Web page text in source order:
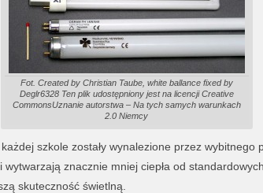
Fot. Created by Christian Taube, white ballance fixed by
Deglr6328 Ten plik udostępniony jest na licencji Creative
CommonsUznanie autorstwa – Na tych samych warunkach
2.0 Niemcy
szkole zostały wynalezione przez wybitnego
wytwarzają znacznie mniej ciepła od
skuteczność świetlną.